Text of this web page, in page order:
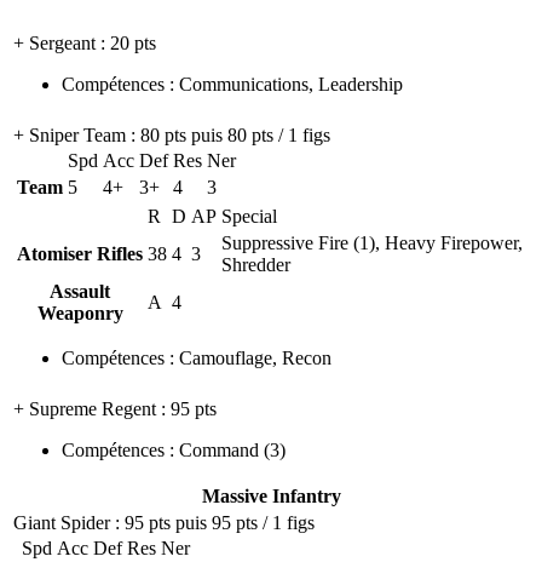
+ Sergeant : 20 pts
Compétences : Communications, Leadership
+ Sniper Team : 80 pts puis 80 pts / 1 figs
Spd Acc Def Res Ner
Team 5 4+ 3+ 4
3
R
D AP Special
Atomiser Rifles 38 4 3
Suppressive Fire (1), Heavy Firepower,
Shredder
Assault
Weaponry
A 4
Compétences : Camouflage, Recon
+ Supreme Regent : 95 pts
Compétences : Command (3)
Massive Infantry
Giant Spider: 95 pts puis 95 pts / 1 figs
Spd Acc Def Res Ner